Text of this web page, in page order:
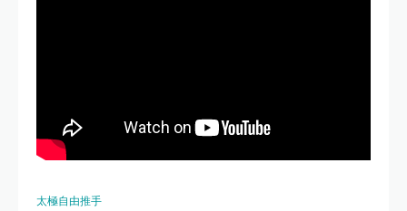
太極自由推手